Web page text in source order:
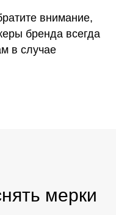
внимание,
бренда всегда
в случае
мерки